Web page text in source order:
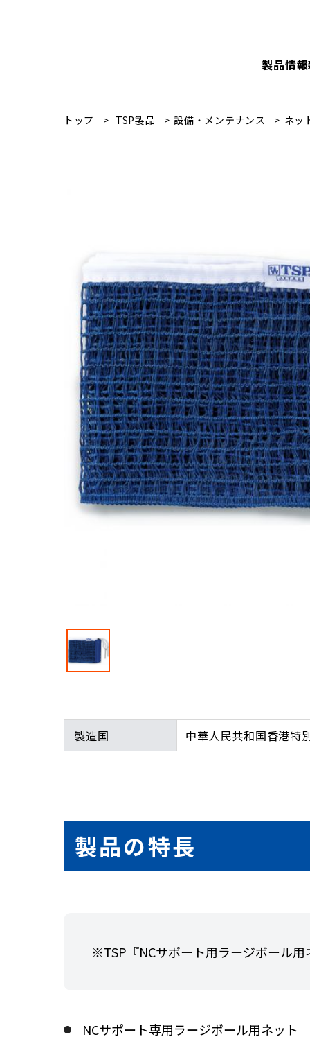
製品情報
トップ TSP製品 設備・メンテナンス ネッ
製造国 中華人民共和国香港特
製品の特長
※TSP『NCサポート用ラージボール
NCサポート専用ラージボール用ネット